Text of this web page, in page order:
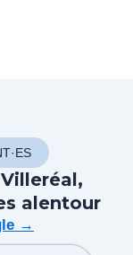
alentour
→